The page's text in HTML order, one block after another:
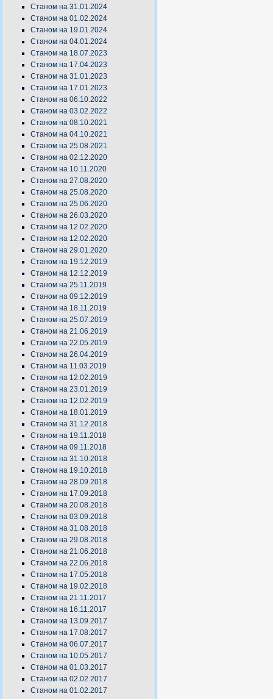
Станом на 31.01.2024
Станом на 01.02.2024
Станом на 19.01.2024
Станом на 04.01.2024
Станом на 18.07.2023
Станом на 17.04.2023
Станом на 31.01.2023
Станом на 17.01.2023
Станом на 06.10.2022
Станом на 03.02.2022
Станом на 08.10.2021
Станом на 04.10.2021
Станом на 25.08.2021
Станом на 02.12.2020
Станом на 10.11.2020
Станом на 27.08.2020
Станом на 25.08.2020
Станом на 25.06.2020
Станом на 26.03.2020
Станом на 12.02.2020
Станом на 12.02.2020
Станом на 29.01.2020
Станом на 19.12.2019
Станом на 12.12.2019
Станом на 25.11.2019
Станом на 09.12.2019
Станом на 18.11.2019
Станом на 25.07.2019
Станом на 21.06.2019
Станом на 22.05.2019
Станом на 26.04.2019
Станом на 11.03.2019
Станом на 12.02.2019
Станом на 23.01.2019
Станом на 12.02.2019
Станом на 18.01.2019
Станом на 31.12.2018
Станом на 19.11.2018
Станом на 09.11.2018
Станом на 31.10.2018
Станом на 19.10.2018
Станом на 28.09.2018
Станом на 17.09.2018
Станом на 20.08.2018
Станом на 03.09.2018
Станом на 31.08.2018
Станом на 29.08.2018
Станом на 21.06.2018
Станом на 22.06.2018
Станом на 17.05.2018
Станом на 19.02.2018
Станом на 21.11.2017
Станом на 16.11.2017
Станом на 13.09.2017
Станом на 17.08.2017
Станом на 06.07.2017
Станом на 10.05.2017
Станом на 01.03.2017
Станом на 02.02.2017
Станом на 01.02.2017